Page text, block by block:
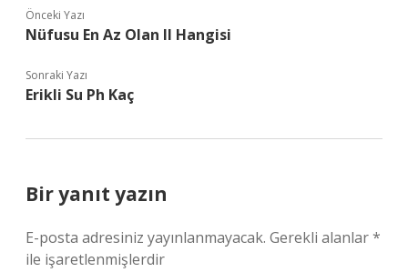
Önceki Yazı
Nüfusu En Az Olan Il Hangisi
Sonraki Yazı
Erikli Su Ph Kaç
Bir yanıt yazın
E-posta adresiniz yayınlanmayacak. Gerekli alanlar*
ile işaretlenmişlerdir